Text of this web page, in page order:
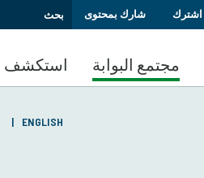
اشترك شارك بمحتوى
مجتمع البوابة استكشف
ENGLISH